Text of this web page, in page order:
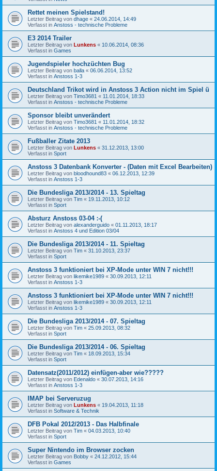
Rettet meinen Spielstand!
Letzter Beitrag von dhage « 24.06.2014, 14:49
Verfasst in Anstoss - technische Probleme
E3 2014 Trailer
Letzter Beitrag von Lunkens « 10.06.2014, 08:36
Verfasst in Games
Jugendspieler hochzüchten Bug
Letzter Beitrag von balla « 06.06.2014, 13:52
Verfasst in Anstoss 1-3
Deutschland Trikot wird in Anstoss 3 Action nicht im Spiel ü
Letzter Beitrag von Timo3681 « 11.01.2014, 18:33
Verfasst in Anstoss - technische Probleme
Sponsor bleibt unverändert
Letzter Beitrag von Timo3681 « 11.01.2014, 18:32
Verfasst in Anstoss - technische Probleme
Fußballer Zitate 2013
Letzter Beitrag von Lunkens « 31.12.2013, 13:00
Verfasst in Sport
Anstoss 3 Datenbank Konverter - (Daten mit Excel Bearbeiten)
Letzter Beitrag von bloodhound83 « 06.12.2013, 12:39
Verfasst in Anstoss 1-3
Die Bundesliga 2013/2014 - 13. Spieltag
Letzter Beitrag von Tim « 19.11.2013, 10:12
Verfasst in Sport
Absturz Anstoss 03-04 :-(
Letzter Beitrag von alexanderguido « 01.11.2013, 18:17
Verfasst in Anstoss 4 und Edition 03/04
Die Bundesliga 2013/2014 - 11. Spieltag
Letzter Beitrag von Tim « 31.10.2013, 23:37
Verfasst in Sport
Anstoss 3 funktioniert bei XP-Mode unter WIN 7 nicht!!!
Letzter Beitrag von likemike1989 « 30.09.2013, 12:11
Verfasst in Anstoss 1-3
Anstoss 3 funktioniert bei XP-Mode unter WIN 7 nicht!!!
Letzter Beitrag von likemike1989 « 30.09.2013, 12:11
Verfasst in Anstoss 1-3
Die Bundesliga 2013/2014 - 07. Spieltag
Letzter Beitrag von Tim « 25.09.2013, 08:32
Verfasst in Sport
Die Bundesliga 2013/2014 - 06. Spieltag
Letzter Beitrag von Tim « 18.09.2013, 15:34
Verfasst in Sport
Datensatz(2011/2012) einfügen-aber wie?????
Letzter Beitrag von Edenaldo « 30.07.2013, 14:16
Verfasst in Anstoss 1-3
IMAP bei Serveruzug
Letzter Beitrag von Lunkens « 19.04.2013, 11:18
Verfasst in Software & Technik
DFB Pokal 2012/2013 - Das Halbfinale
Letzter Beitrag von Tim « 04.03.2013, 10:40
Verfasst in Sport
Super Nintendo im Browser zocken
Letzter Beitrag von Bobby « 24.12.2012, 15:44
Verfasst in Games